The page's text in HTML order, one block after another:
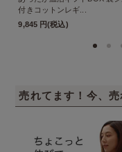
付きコットンレギ...
9,845 円(税込)
売れてます！今、